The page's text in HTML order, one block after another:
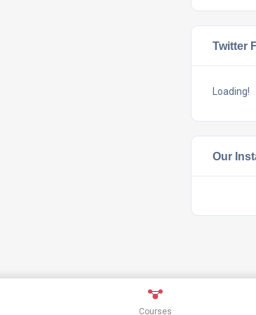
Twitter
Loading!
Our
Courses